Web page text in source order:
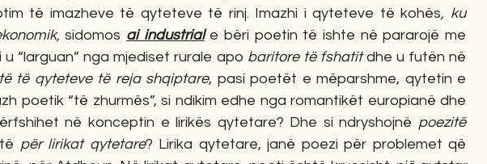
të imazheve të qyteteve të rinj. Imazhi i qyteteve të kohës, ku
sidomos ai industrial e bëri poetin të ishte në pararojë me
u “larguan” nga mjediset rurale apo baritore të fshatit dhe u futën në
të qyteteve të reja shqiptare, pasi poetët e mëparshme, qytetin e
poetik “të zhurmës”, si ndikim edhe nga romantikët europianë dhe
në konceptin e lirikës qytetare? Dhe si ndryshojnë poezitë
për lirikat qytetare? Lirika qytetare, janë poezi për problemet që